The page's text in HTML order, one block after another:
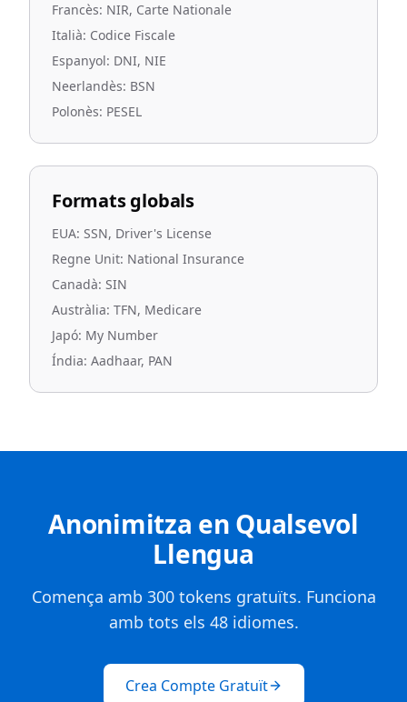
Francès: NIR, Carte Nationale
Italià: Codice Fiscale
Espanyol: DNI, NIE
Neerlandès: BSN
Polonès: PESEL
Formats globals
EUA: SSN, Driver's License
Regne Unit: National Insurance
Canadà: SIN
Austràlia: TFN, Medicare
Japó: My Number
Índia: Aadhaar, PAN
Anonimitza en Qualsevol
Llengua
Comença amb 300 tokens gratuïts. Funciona
amb tots els 48 idiomes.
Crea Compte Gratuït